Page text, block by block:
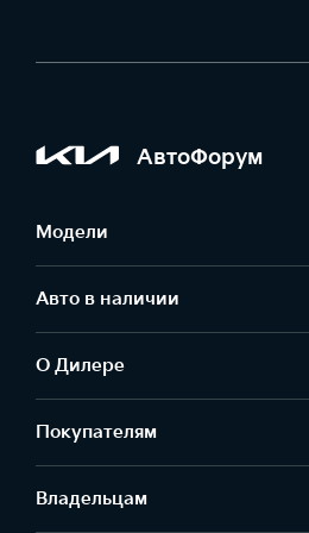
АвтоФорум
Модели
Авто в наличии
О Дилере
Покупателям
Владельцам